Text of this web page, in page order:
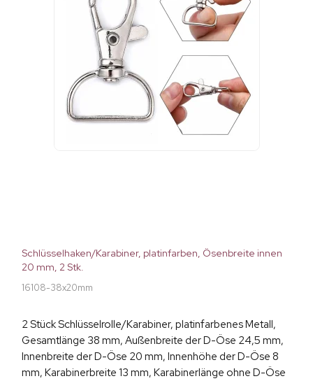
Schlüsselhaken/Karabiner, platinfarben, Ösenbreite innen
20 mm, 2 Stk.
16108-38x20mm
2 Stück Schlüsselrolle/Karabiner, platinfarbenes Metall,
Gesamtlänge 38 mm, Außenbreite der D-Öse 24,5 mm,
Innenbreite der D-Öse 20 mm, Innenhöhe der D-Öse 8
mm, Karabinerbreite 13 mm, Karabinerlänge ohne D-Öse